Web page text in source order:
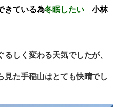
きている為冬眠したい 小林
るしく変わる天気でしたが、
見た手稲山はとても快晴でし